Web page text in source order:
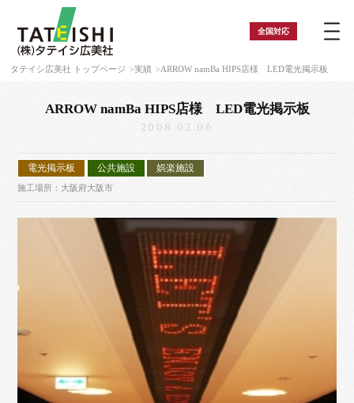
全国対応
タテイシ広美社 トップページ 実績 ARROW namBa HIPS店様 LED電光掲示板
ARROW namBa HIPS店様 LED電光掲示板
2008.02.06
電光掲示板 公共施設 娯楽施設
施工場所：大阪府大阪市